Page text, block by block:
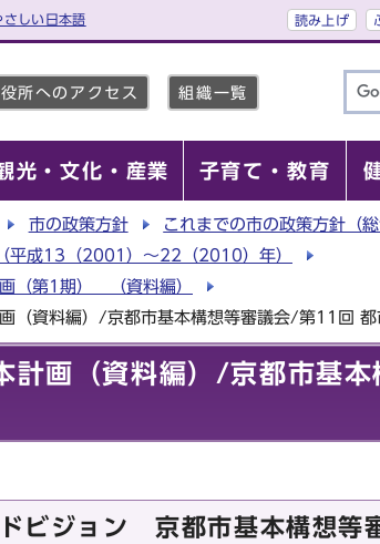
さしい日本語 読み上げ
所へのアクセス 組織一覧
光・文化・産業 子育て・教育
市の政策方針 これまでの市の政策方針（総
平成13（2001）～22（2010）年）
（第1期） （資料編）
（資料編）/京都市基本構想等審議会/第11回 都
計画（資料編）/京都市基
ビジョン 京都市基本構想